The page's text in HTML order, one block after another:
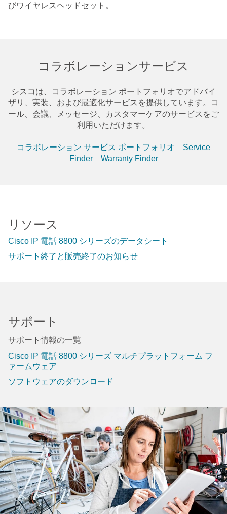
びワイヤレスヘッドセット。
コラボレーションサービス
シスコは、コラボレーション ポートフォリオでアドバイ
ザリ、実装、および最適化サービスを提供しています。コ
ール、会議、メッセージ、カスタマーケアのサービスをご
利用いただけます。
コラボレーション サービス ポートフォリオ
Service
Finder
Warranty Finder
リソース
Cisco IP 電話 8800 シリーズのデータシート
サポート終了と販売終了のお知らせ
サポート
サポート情報の一覧
Cisco IP 電話 8800 シリーズ マルチプラットフォーム フ
ァームウェア
ソフトウェアのダウンロード